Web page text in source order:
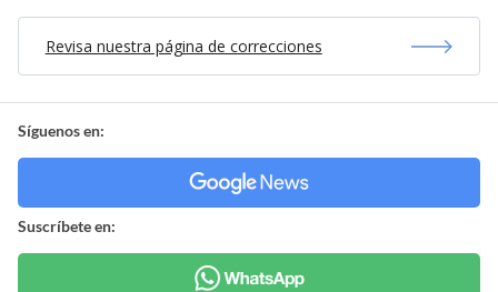
Revisa nuestra página de correcciones
Síguenos en:
Suscríbete en: